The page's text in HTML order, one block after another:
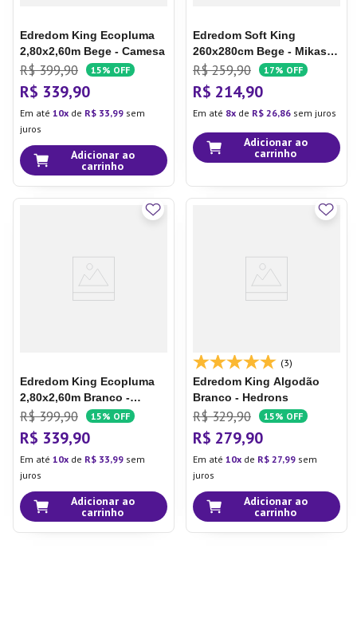
Edredom King Ecopluma
2,80x2,60m Bege - Camesa
R$ 399,90 15% OFF
R$ 339,90
Em até 10 de R$ 33,99 sem
juros
Adicionar ao
carrinho
Edredom Soft King
260x280cm Bege - Mikasa
By Chalesco
R$ 259,90 17% OFF
R$ 214,90
Em até 8 de R$ 26,86 sem juros
Adicionar ao
carrinho
Edredom King Ecopluma
2,80x2,60m Branco -
Camesa
R$ 399,90 15% OFF
R$ 339,90
Em até 10 de R$ 33,99 sem
juros
Adicionar ao
carrinho
(3)
Edredom King Algodão
Branco - Hedrons
R$ 329,90 15% OFF
R$ 279,90
Em até 10 de R$ 27,99 sem
juros
Adicionar ao
carrinho